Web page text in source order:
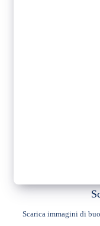
Scarica immagini di